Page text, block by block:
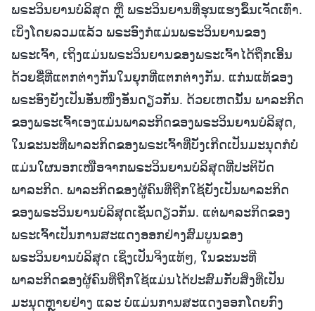
ພຣະວິນຍານບໍລິສຸດ ຫຼື ພຣະວິນຍານທີ່ຮຸນແຮງຂຶ້ນເຈັດເທົ່າ.
ເບິ່ງໂດຍລວມແລ້ວ ພຣະອົງກໍແມ່ນພຣະວິນຍານຂອງ
ພຣະເຈົ້າ, ເຖິງແມ່ນພຣະວິນຍານຂອງພຣະເຈົ້າໄດ້ຖືກເອີ້ນ
ດ້ວຍຊື່ທີ່ແຕກຕ່າງກັນໃນຍຸກທີ່ແຕກຕ່າງກັນ. ແກ່ນແທ້ຂອງ
ພຣະອົງຍັງເປັນອັນໜຶ່ງອັນດຽວກັນ. ດ້ວຍເຫດນັ້ນ ພາລະກິດ
ຂອງພຣະເຈົ້າເອງແມ່ນພາລະກິດຂອງພຣະວິນຍານບໍລິສຸດ,
ໃນຂະນະທີ່ພາລະກິດຂອງພຣະເຈົ້າທີ່ບັງເກີດເປັນມະນຸດກໍບໍ່
ແມ່ນໃຜນອກເໜືອຈາກພຣະວິນຍານບໍລິສຸດທີ່ປະຕິບັດ
ພາລະກິດ. ພາລະກິດຂອງຜູ້ຄົນທີ່ຖືກໃຊ້ຍັງເປັນພາລະກິດ
ຂອງພຣະວິນຍານບໍລິສຸດເຊັ່ນດຽວກັນ. ແຕ່ພາລະກິດຂອງ
ພຣະເຈົ້າເປັນການສະແດງອອກຢ່າງສົມບູນຂອງ
ພຣະວິນຍານບໍລິສຸດ ເຊິ່ງເປັນຈິງແທ້ໆ, ໃນຂະນະທີ່
ພາລະກິດຂອງຜູ້ຄົນທີ່ຖືກໃຊ້ແມ່ນໄດ້ປະສົມກັບສິ່ງທີ່ເປັນ
ມະນຸດຫຼາຍຢ່າງ ແລະ ບໍ່ແມ່ນການສະແດງອອກໂດຍກົງ